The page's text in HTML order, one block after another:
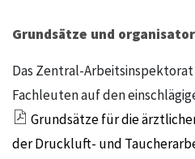
Grundsätze und
Das Zentral-
Fachleuten auf den
Grundsätze für die
der Druckluft- und